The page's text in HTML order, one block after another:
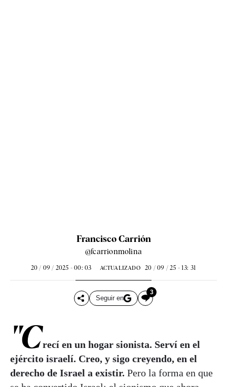
Francisco Carrión
@fcarrionmolina
20 / 09 / 2025 - 00: 03 ACTUALIZADO 20 / 09 / 25 - 13: 31
Seguir en
3
"Crecí en un hogar sionista. Serví en el
ejército israelí. Creo, y sigo creyendo, en el
derecho de Israel a existir. Pero la forma en que